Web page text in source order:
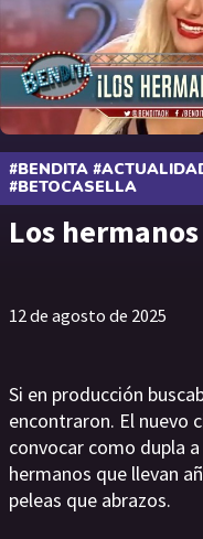
#BENDITA
#BETOCASELLA
Los
12 de agosto de 2025
Si en producción
encontraron. El nuevo
convocar como dupla a
hermanos que llevan
peleas que abrazos.